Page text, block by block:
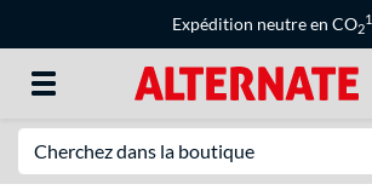
Expédition neutre en CO2
1